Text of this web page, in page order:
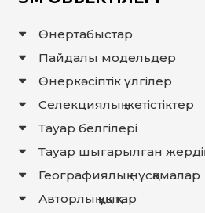
Өнертабыстар
Пайдалы модельдер
Өнеркәсіптік үлгілер
Селекциялық жетістіктер
Тауар белгілері
Тауар шығарылған
Географиялық нұсқамалар
Авторлық құқықтар